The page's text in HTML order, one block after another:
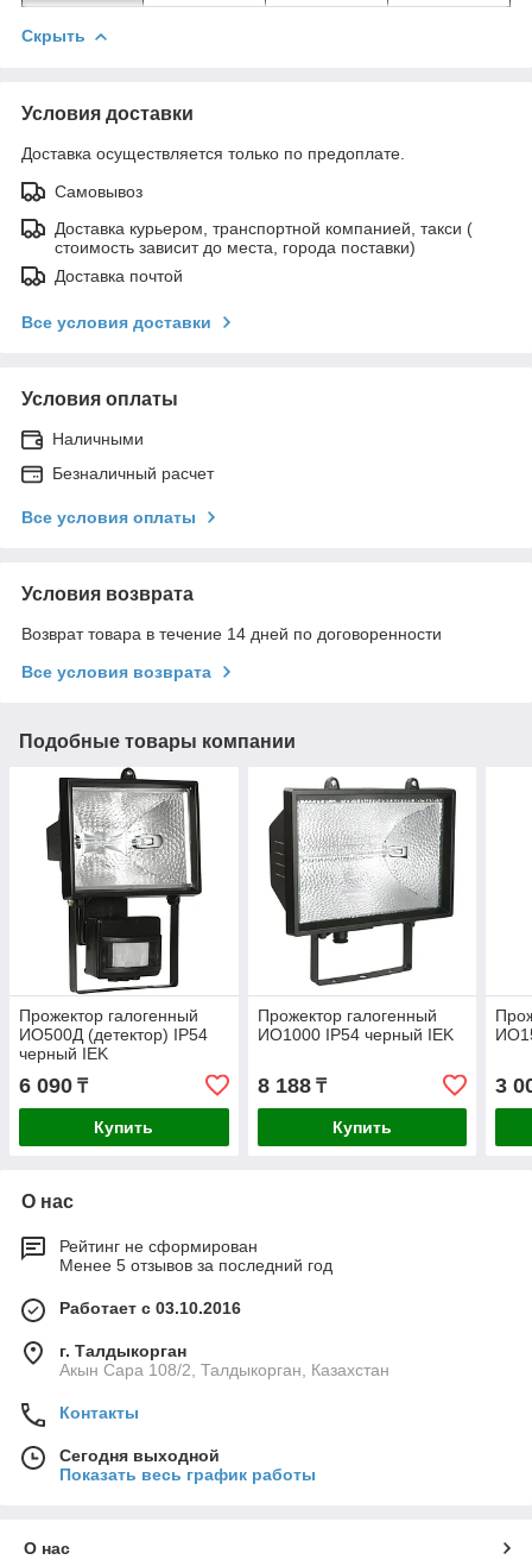
Скрыть
Условия доставки
Доставка осуществляется только по предоплате.
Самовывоз
Доставка курьером, транспортной компанией, такси (
стоимость зависит до места, города поставки)
Доставка почтой
Все условия доставки
Условия оплаты
Наличными
Безналичный расчет
Все условия оплаты
Условия возврата
Возврат товара в течение 14 дней по договоренности
Все условия возврата
Подобные товары компании
Прожектор галогенный
ИО500Д (детектор) IP54
черный IEK
6 090 ₸
Купить
Прожектор галогенный
ИО1000 IP54 черный IEK
8 188₸
Купить
3
О нас
Рейтинг не сформирован
Менее 5 отзывов за последний год
Работает с 03.10.2016
г. Талдыкорган
Акын Сара 108/2, Талдыкорган, Казахстан
Контакты
Сегодня выходной
Показать весь график работы
О нас